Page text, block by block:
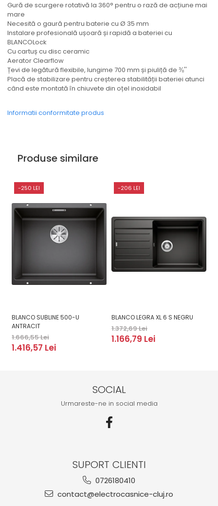
Gură de scurgere rotativă la 360° pentru o rază de acțiune mai
mare
Necesită o gaură pentru baterie cu Ø 35 mm
Instalare profesională ușoară și rapidă a bateriei cu
BLANCOLock
Cu cartuș cu disc ceramic
Aerator Clearflow
Țevi de legătură flexibile, lungime 700 mm și piuliță de ⅜''
Placă de stabilizare pentru creșterea stabilității bateriei atunci
când este montată în chiuvete din oțel inoxidabil
Informatii conformitate produs
Produse similare
-250 LEI
BLANCO SUBLINE 500-U
ANTRACIT
1.666,55 Lei
1.416,57 Lei
-206 LEI
BLANCO LEGRA XL 6 S NEGRU
1.372,69 Lei
1.166,79 Lei
SOCIAL
Urmareste-ne in social media
SUPORT CLIENTI
0726180410
contact@electrocasnice-cluj.ro